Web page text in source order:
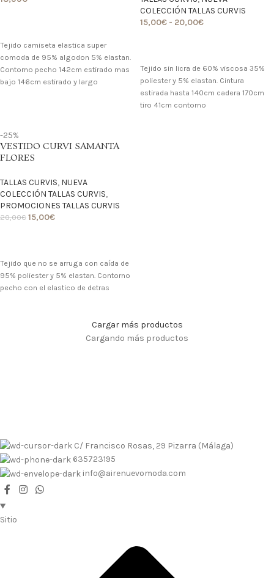
Tejido camiseta elastica super
comoda de 95% algodon 5% elastan.
Contorno pecho 142cm estirado mas
bajo 146cm estirado y largo
COLECCIÓN TALLAS CURVIS
15,00€ - 20,00€
Tejido sin licra de 60% viscosa 35%
poliester y 5% elastan. Cintura
estirada hasta 140cm cadera 170cm
tiro 41cm contorno
-25%
VESTIDO CURVI SAMANTA
FLORES
TALLAS CURVIS, NUEVA
COLECCIÓN TALLAS CURVIS,
PROMOCIONES TALLAS CURVIS
20,00€ 15,00€
Tejido que no se arruga con caída de
95% poliester y 5% elastan. Contorno
pecho con el elastico de detras
Cargar más productos
Cargando más productos
C/ Francisco Rosas, 29 Pizarra (Málaga)
635723195
info@airenuevomoda.com
Sitio